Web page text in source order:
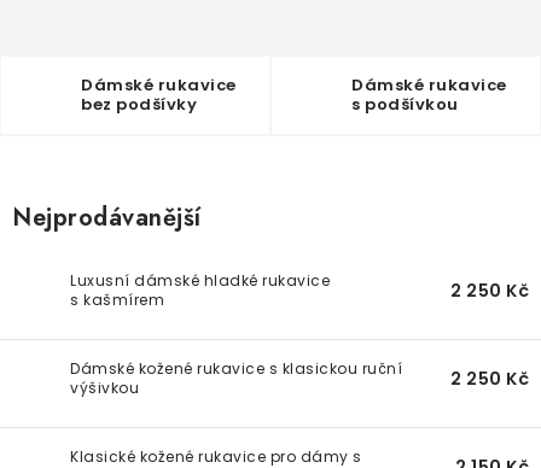
Dámské rukavice
bez podšívky
Dámské rukavice
s podšívkou
Nejprodávanější
Luxusní dámské hladké rukavice
s kašmírem
2 250 Kč
Dámské kožené rukavice s klasickou ruční
výšivkou
2 250 Kč
Klasické kožené rukavice pro dámy s